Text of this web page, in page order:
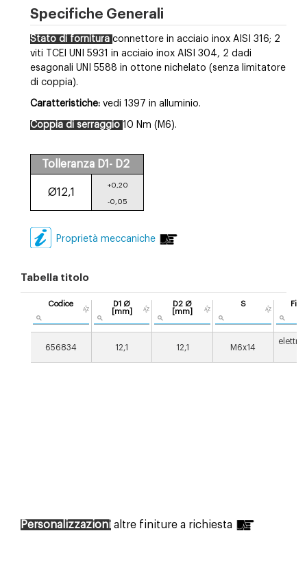
Specifiche Generali
Stato di fornitura connettore in acciaio inox AISI 316; 2
viti TCEI UNI 5931 in acciaio inox AISI 304, 2 dadi
esagonali UNI 5588 in ottone nichelato (senza limitatore
di coppia).
Caratteristiche: vedi 1397 in alluminio.
Coppia di serraggio 10 Nm (M6).
Tolleranza D1- D2
Ø12,1
+0,20
-0,05
Proprietà meccaniche
Tabella titolo
Codice
D1 Ø
[mm]
D2 Ø
[mm]
S
656834 12,1 12,1 M6x14
Personalizzazioni altre finiture a richiesta